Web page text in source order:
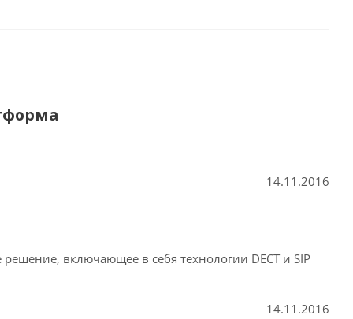
14.11.2016
включающее в себя технологии DECT и SIP
14.11.2016